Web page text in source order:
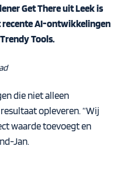
Get Thereuit Leek is
recente AI-ontwikkelingen
Tools.
die niet alleen
opleveren. “Wij
waarde toevoegt en
Jan.